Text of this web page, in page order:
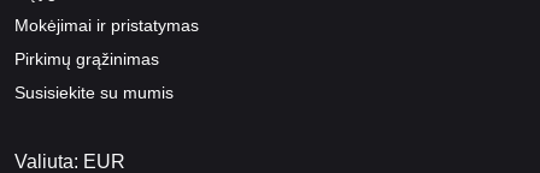
Mokėjimai ir pristatymas
Pirkimų grąžinimas
Susisiekite su mumis
Valiuta: EUR